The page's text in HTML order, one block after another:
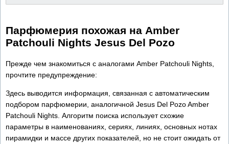
Парфюмерия похожая на Amber
Patchouli Nights Jesus Del Pozo
Прежде чем знакомиться с аналогами Amber Patchouli Nights,
прочтите предупреждение:
Здесь выводится информация, связанная с автоматическим
подбором парфюмерии, аналогичной Jesus Del Pozo Amber
Patchouli Nights. Алгоритм поиска использует схожие
параметры в наименованиях, сериях, линиях, основных нотах
пирамидки и массе других показателей, но не стоит ожидать от